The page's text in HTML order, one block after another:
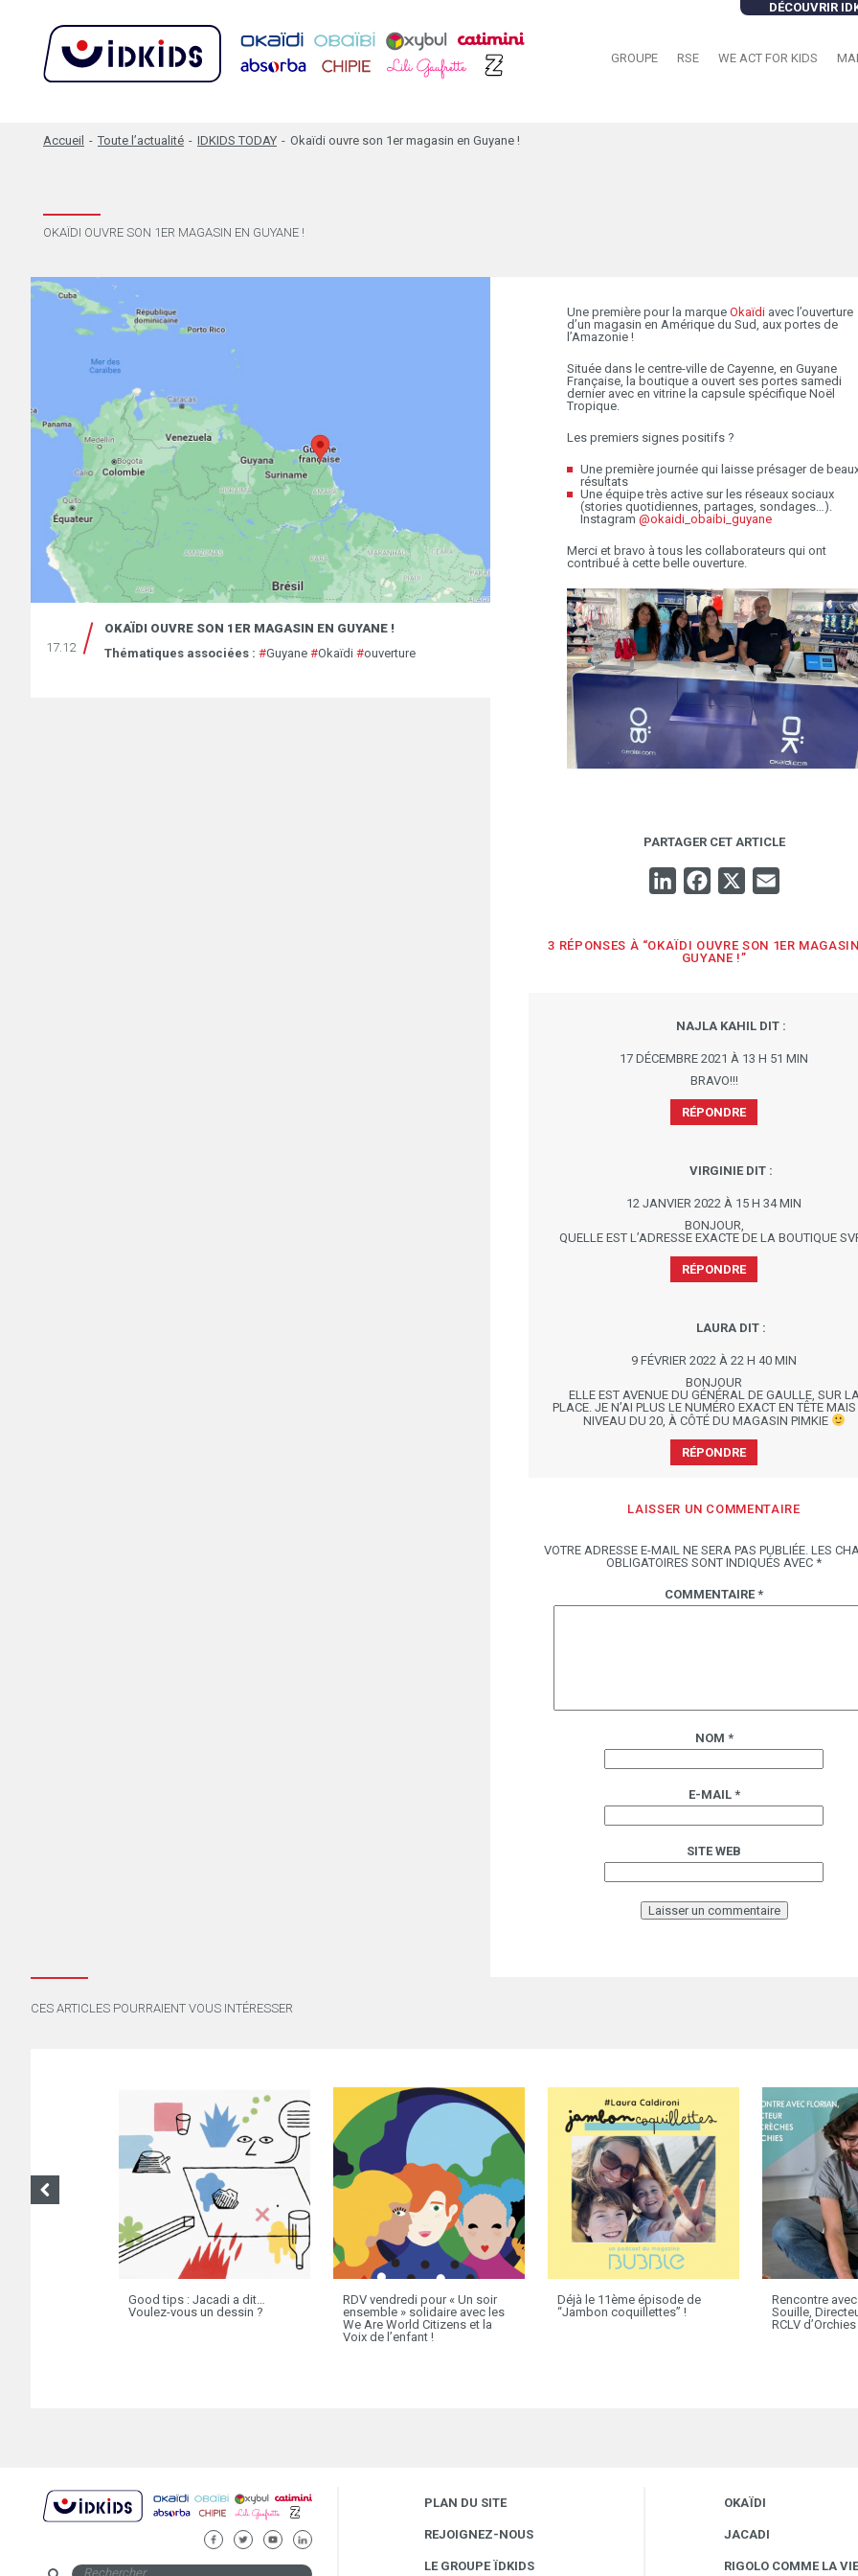
DÉCOUVRIR
GROUPE RSE WE ACT FOR KIDS
Accueil - Toute l’actualité - IDKIDS TODAY - Okaïdi ouvre son 1er magasin en Guyane !
OKAÏDI OUVRE SON 1ER MAGASIN EN GUYANE !
17.12
OKAÏDI OUVRE SON 1ER MAGASIN EN GUYANE !
Thématiques associées : #Guyane #Okaïdi #ouverture
Une première pour la marque Okaïdi avec l’ouverture
d’un magasin en Amérique du Sud, aux portes de
l’Amazonie !
Située dans le centre-ville de Cayenne, en Guyane
Française, la boutique a ouvert ses portes samedi
dernier avec en vitrine la capsule spécifique Noël
Tropique.
Les premiers signes positifs ?
Une première journée qui laisse présager de
résultats
Une équipe très active sur les réseaux sociaux
(stories quotidiennes, partages, sondages…).
Instagram @okaidi_obaibi_guyane
Merci et bravo à tous les collaborateurs qui ont
contribué à cette belle ouverture.
PARTAGER CET ARTICLE
LINKEDINFACEBOOK
3 RÉPONSES À “OKAÏDI OUVRE SON 1ER
GUYANE !”
NAJLA KAHIL DIT :
17 DÉCEMBRE 2021 À 13 H 51 MIN
BRAVO!!!
RÉPONDRE
VIRGINIE DIT :
12 JANVIER 2022 À 15 H 34 MIN
BONJOUR,
QUELLE EST L’ADRESSE EXACTE DE LA BOUTIQUE
RÉPONDRE
LAURA DIT :
9 FÉVRIER 2022 À 22 H 40 MIN
BONJOUR
ELLE EST AVENUE DU GÉNÉRAL DE GAULLE, SUR LA
PLACE. JE N’AI PLUS LE NUMÉRO EXACT EN TÊTE
NIVEAU DU 20, À CÔTÉ DU MAGASIN PIMKIE
RÉPONDRE
LAISSER UN COMMENTAIRE
VOTRE ADRESSE E-MAIL NE SERA PAS PUBLIÉE. LES
OBLIGATOIRES SONT INDIQUÉS AVEC *
COMMENTAIRE *
NOM *
E-MAIL *
SITE WEB
CES ARTICLES POURRAIENT VOUS INTÉRESSER
Good tips : Jacadi a dit…
Voulez-vous un dessin ?
RDV vendredi pour « Un soir
ensemble » solidaire avec les
We Are World Citizens et la
Voix de l’enfant !
Déjà le 11ème épisode de
“Jambon coquillettes” !
Rencontre
Souille,
RCLV
FACEBOOKTWITTERYOUTUBELINKEDIN
PLAN DU SITE
REJOIGNEZ-NOUS
LE GROUPE ÏDKIDS
OKAÏDI
JACADI
RIGOLO COMME LA VIE